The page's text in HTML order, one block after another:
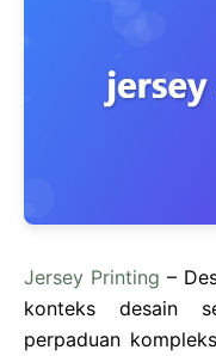
Jersey Printing –
konteks desain
perpaduan